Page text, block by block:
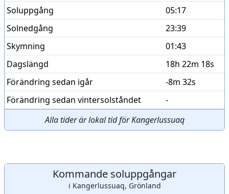
Soluppgång
05:17
Solnedgång
23:39
Skymning
01:43
Dagslängd
18h 22m 18s
Förändring sedan igår
-8m 32s
Förändring sedan vintersolståndet
-
Alla tider är lokal tid för Kangerlussuaq
Kommande soluppgångar
i Kangerlussuaq, Grönland